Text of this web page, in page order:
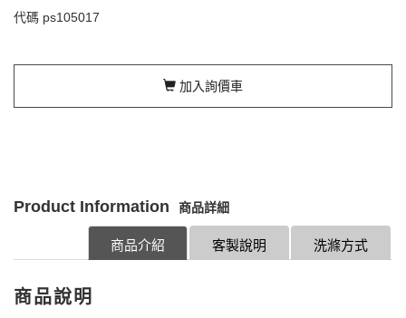
代碼 ps105017
加入詢價車
Product Information 商品詳細
洗滌方式
客製說明
商品介紹
商品說明